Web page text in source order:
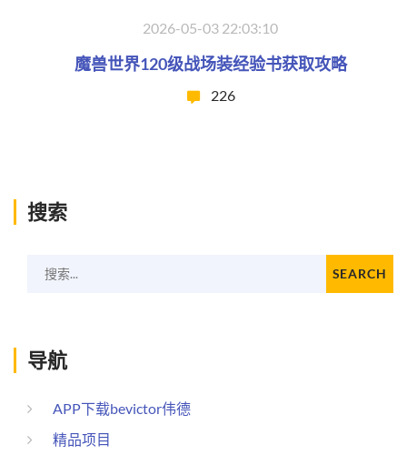
2026-05-03 22:03:10
魔兽世界120级战场装经验书获取攻略
226
搜索
搜索... SEARCH
导航
APP下载bevictor伟德
精品项目